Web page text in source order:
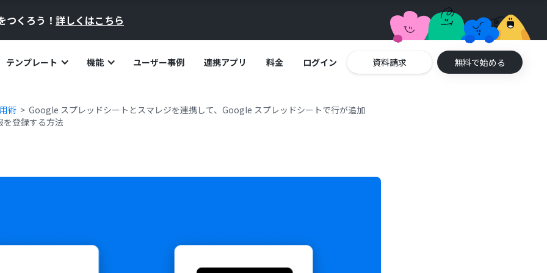
つくろう！ 詳しくはこちら
テンプレート 機能 ユーザー事例 連携アプリ 料金 ログイン 資料請求 無料で始める
術
Google スプレッドシートとスマレジを連携して、Google スプレッドシートで行が追加
登録する方法